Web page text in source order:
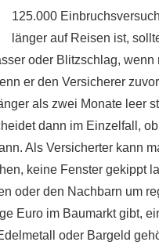
125.000
länger auf Reisen ist,
oder Blitzschlag,
er den Versicherer
als zwei Monate leer
dann im Einzelfall,
Als Versicherter kann
keine Fenster gekippt
oder den Nachbarn um
Euro im Baumarkt gibt,
oder Bargeld